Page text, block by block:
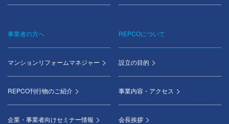
事業者の方へ
マンションリフォームマネジャー
REPCO刊行物のご紹介
企業・事業者向けセミナー情報
REPCOについて
設立の目的
事業内容・アクセス
会長挨拶